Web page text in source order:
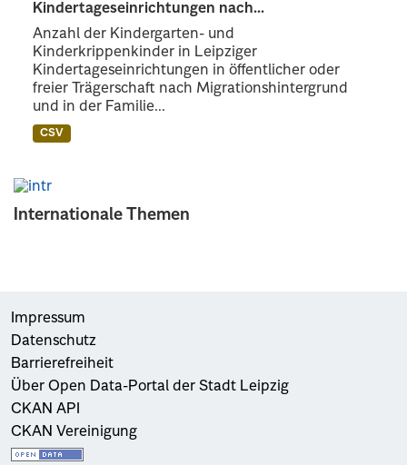
Internationale Themen
Kindertageseinrichtungen nach...
Anzahl der Kindergarten- und
Kinderkrippenkinder in Leipziger
Kindertageseinrichtungen in öffentlicher oder
freier Trägerschaft nach Migrationshintergrund
und in der Familie...
CSV
Impressum
Datenschutz
Barrierefreiheit
Über Open Data-Portal der Stadt Leipzig
CKAN API
CKAN Vereinigung